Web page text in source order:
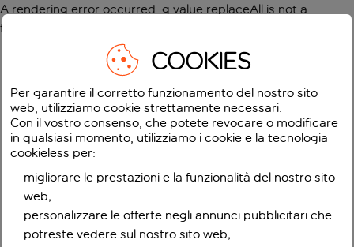
A rendering error occurred: g.value.replaceAll is not a
function
COOKIES
Per garantire il corretto funzionamento del nostro sito
web, utilizziamo cookie strettamente necessari.
Con il vostro consenso, che potete revocare o modificare
in qualsiasi momento, utilizziamo i cookie e la tecnologia
cookieless per:
migliorare le prestazioni e la funzionalità del nostro sito
web;
personalizzare le offerte negli annunci pubblicitari che
potreste vedere sul nostro sito web;